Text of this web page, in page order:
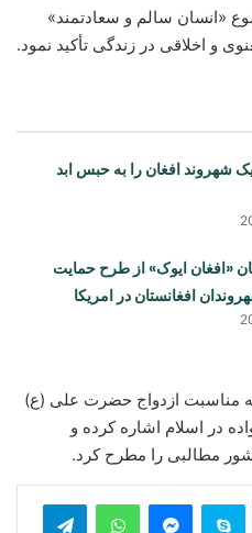
«انسان سالم و سعادتمند»
و اخلاقی در زندگی تأکید نمود.
شهروند افغان را به حبس ابد
«افغان ایوک» از طرح حمایت
افغانستان در امریکا
مناسبت ازدواج حضرت علی (ع)
در اسلام اشاره کرده و
مطالبی را مطرح کرد.
Skype
Messenger
WhatsApp